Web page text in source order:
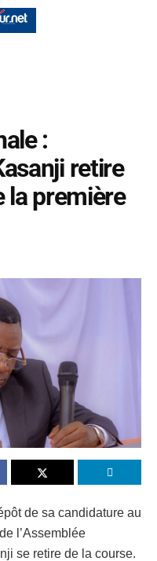
:
retire
la première
de sa candidature au
l’Assemblée
se retire de la course.